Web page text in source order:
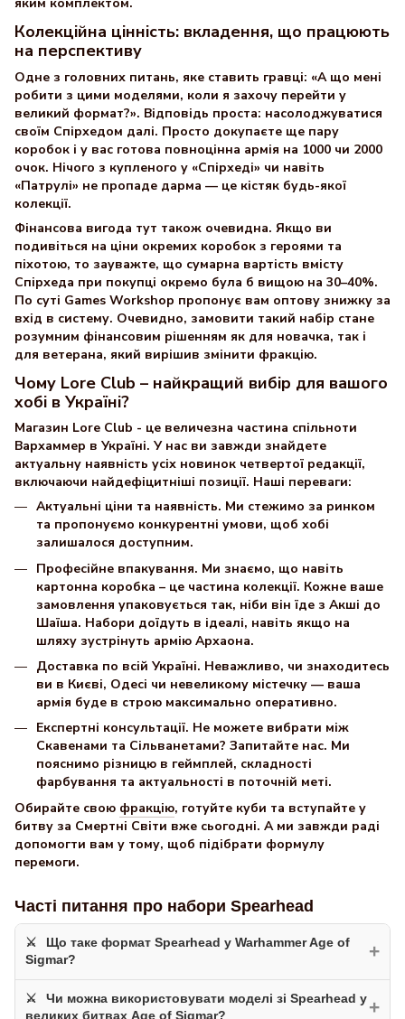
Колекційна цінність: вкладення, що працюють
на перспективу
Одне з головних питань, яке ставить гравці: «А що мені
робити з цими моделями, коли я захочу перейти у
великий формат?». Відповідь проста: насолоджуватися
своїм Спірхедом далі. Просто докупаєте ще пару
коробок і у вас готова повноцінна армія на 1000 чи 2000
очок. Нічого з купленого у «Спірхеді» чи навіть
«Патрулі» не пропаде дарма — це кістяк будь-якої
колекції.
Фінансова вигода тут також очевидна. Якщо ви
подивіться на ціни окремих коробок з героями та
піхотою, то зауважте, що сумарна вартість вмісту
Спірхеда при покупці окремо була б вищою на 30–40%.
По суті Games Workshop пропонує вам оптову знижку за
вхід в систему. Очевидно, замовити такий набір стане
розумним фінансовим рішенням як для новачка, так і
для ветерана, який вирішив змінити фракцію.
Чому Lore Club – найкращий вибір для вашого
хобі в Україні?
Магазин Lore Club - це величезна частина спільноти
Вархаммер в Україні. У нас ви завжди знайдете
актуальну наявність усіх новинок четвертої редакції,
включаючи найдефіцитніші позиції. Наші переваги:
Актуальні ціни та наявність. Ми стежимо за ринком
та пропонуємо конкурентні умови, щоб хобі
залишалося доступним.
Професійне впакування. Ми знаємо, що навіть
картонна коробка – це частина колекції. Кожне ваше
замовлення упаковується так, ніби він їде з Акші до
Шаїша. Набори доїдуть в ідеалі, навіть якщо на
шляху зустрінуть армію Архаона.
Доставка по всій Україні. Неважливо, чи знаходитесь
ви в Києві, Одесі чи невеликому містечку — ваша
армія буде в строю максимально оперативно.
Експертні консультації. Не можете вибрати між
Скавенами та Сільванетами? Запитайте нас. Ми
пояснимо різницю в геймплей, складності
фарбування та актуальності в поточній меті.
Обирайте свою фракцію, готуйте куби та вступайте у
битву за Смертні Світи вже сьогодні. А ми завжди раді
допомогти вам у тому, щоб підібрати формулу
перемоги.
Часті питання про набори Spearhead
Що таке формат Spearhead у Warhammer Age of
Sigmar?
+
Spearhead— це динамічний формат гри, створений для
Чи можна використовувати моделі зі Spearhead у
великих битвах Age of Sigmar?
+